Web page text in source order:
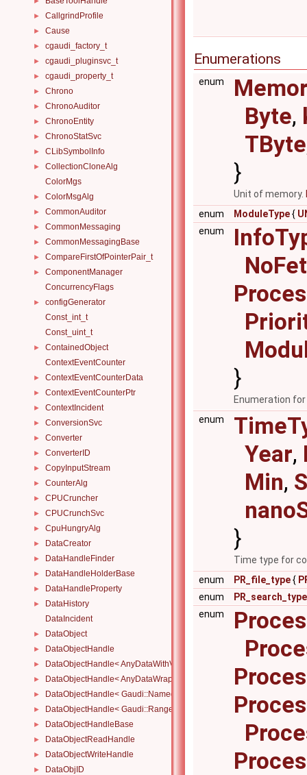
► CallgrindProfile
► Cause
► cgaudi_factory_t
► cgaudi_pluginsvc_t
► cgaudi_property_t
► Chrono
► ChronoAuditor
► ChronoEntity
► ChronoStatSvc
► CLibSymbolInfo
►
CollectionCloneAlg
ColorMgs
► ColorMsgAlg
► CommonAuditor
► CommonMessaging
► CommonMessagingBase
► CompareFirstOfPointerPair_t
►
ComponentManager
ConcurrencyFlags
►
configGenerator
Const_int_t
Const_uint_t
►
ContainedObject
ContextEventCounter
► ContextEventCounterData
► ContextEventCounterPtr
► ContextIncident
► ConversionSvc
► Converter
► ConverterID
► CopyInputStream
► CounterAlg
► CPUCruncher
► CPUCrunchSvc
► CpuHungryAlg
► DataCreator
► DataHandleFinder
► DataHandleHolderBase
► DataHandleProperty
►
DataHistory
DataIncident
► DataObject
► DataObjectHandle
► DataObjectHandle< AnyDataWithViewWrapper< View, Owned > >
► DataObjectHandle< AnyDataWrapper< T > >
► DataObjectHandle< Gaudi::NamedRange_< T > >
► DataObjectHandle< Gaudi::Range_< T > >
► DataObjectHandleBase
► DataObjectReadHandle
► DataObjectWriteHandle
► DataObjID
Enumerations
enum
Byte,
TByte
}
Unit of memory.
enum
ModuleType{
enum
}
Enumeration
enum
Year,
Min,
}
Time type for
enum
PR_file_type{
enum
PR_search_type
enum